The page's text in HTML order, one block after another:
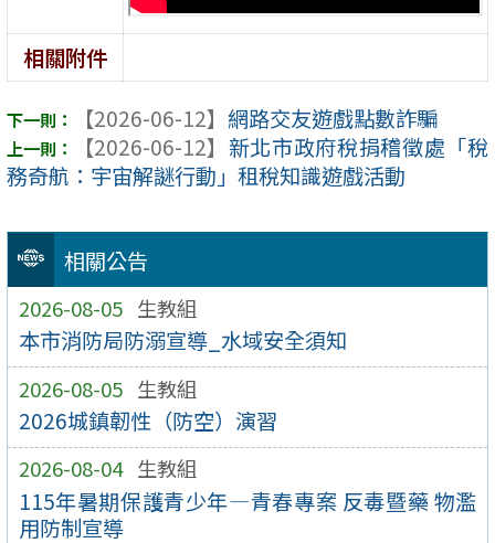
相關公告
2026-08-05 生教組
本市消防局防溺宣導_水域安全須知
2026-08-05 生教組
2026城鎮韌性（防空）演習
2026-08-04 生教組
115年暑期保護青少年—青春專案 反毒暨藥 物濫
用防制宣導
相關附件
【2026-06-12】 網路交友遊戲點數詐騙
【2026-06-12】 新北市政府稅捐稽徵處「稅
務奇航：宇宙解謎行動」租稅知識遊戲活動